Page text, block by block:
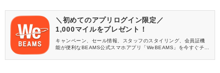
＼初めてのアプリログイン限定／
1,000マイルをプレゼント！
キャンペーン、セール情報、スタッフのスタイリング、会員証機
能が便利なBEAMS公式スマホアプリ「WeBEAMS」を今すぐチェ